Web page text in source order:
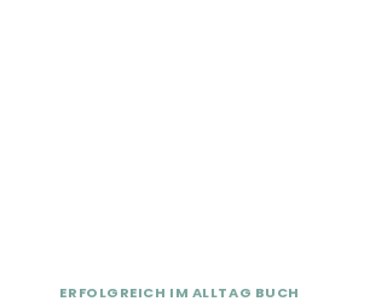
ERFOLGREICH IM ALLTAG BUCH